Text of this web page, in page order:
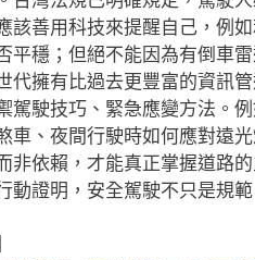
該善用科技來提醒自己，例
平穩；但絕不能因為有倒車
代擁有比過去更豐富的資訊
駕駛技巧、緊急應變方法。
車、夜間行駛時如何應對遠
非依賴，才能真正掌握道路
動證明，安全駕駛不只是規